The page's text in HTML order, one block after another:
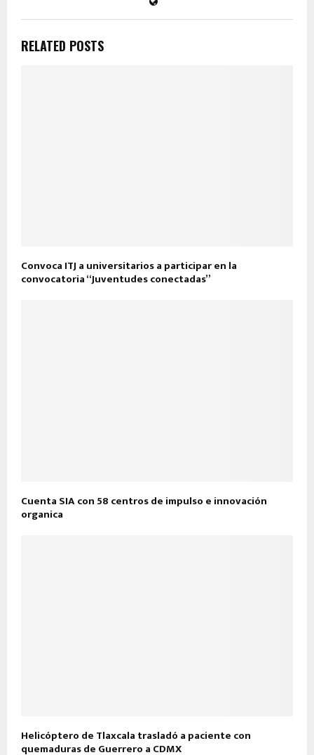
RELATED POSTS
Convoca ITJ a universitarios a participar en la
convocatoria “Juventudes conectadas”
Cuenta SIA con 58 centros de impulso e innovación
organica
Helicóptero de Tlaxcala trasladó a paciente con
quemaduras de Guerrero a CDMX